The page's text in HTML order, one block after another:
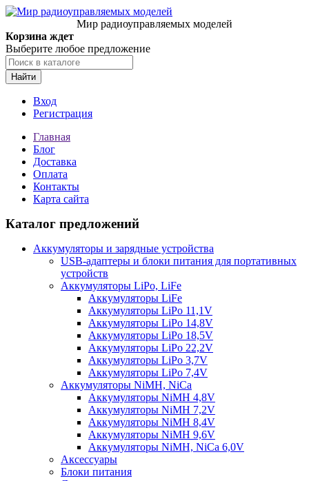
Мир радиоуправляемых моделей
Корзина ждет
Выберите любое предложение
Найти
Вход
Регистрация
Главная
Блог
Доставка
Оплата
Контакты
Карта сайта
Каталог предложений
Аккумуляторы и зарядные устройства
USB-адаптеры и блоки питания для портативных
устройств
Аккумуляторы LiPo, LiFe
Аккумуляторы LiFe
Аккумуляторы LiPo 11,1V
Аккумуляторы LiPo 14,8V
Аккумуляторы LiPo 18,5V
Аккумуляторы LiPo 22,2V
Аккумуляторы LiPo 3,7V
Аккумуляторы LiPo 7,4V
Аккумуляторы NiMH, NiCa
Аккумуляторы NiMH 4,8V
Аккумуляторы NiMH 7,2V
Аккумуляторы NiMH 8,4V
Аккумуляторы NiMH 9,6V
Аккумуляторы NiMH, NiCa 6,0V
Аксессуары
Блоки питания